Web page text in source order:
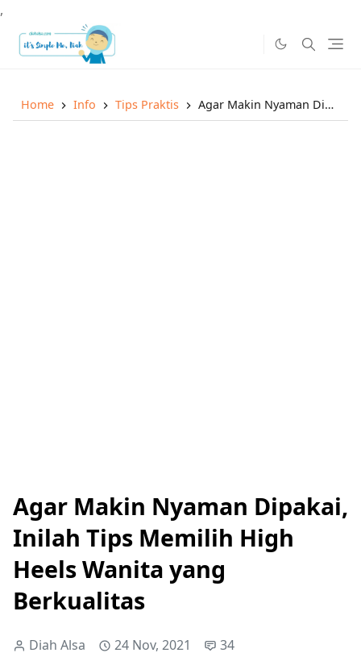
,
Home Info Tips Praktis Agar Makin Nyaman Dipakai, Inilah Tips Memilih High Heels Wanita yang Berkualitas
Agar Makin Nyaman Dipakai,
Inilah Tips Memilih High
Heels Wanita yang
Berkualitas
Diah Alsa 24 Nov, 2021 34